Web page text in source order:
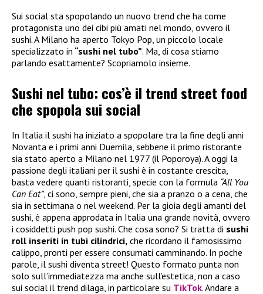
Sui social sta spopolando un nuovo trend che ha come
protagonista uno dei cibi più amati nel mondo, ovvero il
sushi. A Milano ha aperto Tokyo Pop, un piccolo locale
specializzato in “sushi nel tubo”. Ma, di cosa stiamo
parlando esattamente? Scopriamolo insieme.
Sushi nel tubo: cos’è il trend street food
che spopola sui social
In Italia il sushi ha iniziato a spopolare tra la fine degli anni
Novanta e i primi anni Duemila, sebbene il primo ristorante
sia stato aperto a Milano nel 1977 (il Poporoya). A oggi la
passione degli italiani per il sushi è in costante crescita,
basta vedere quanti ristoranti, specie con la formula “All You
Can Eat”, ci sono, sempre pieni, che sia a pranzo o a cena, che
sia in settimana o nel weekend. Per la gioia degli amanti del
sushi, è appena approdata in Italia una grande novità, ovvero
i cosiddetti push pop sushi. Che cosa sono? Si tratta di sushi
roll inseriti in tubi cilindrici, che ricordano il famosissimo
calippo, pronti per essere consumati camminando. In poche
parole, il sushi diventa street! Questo formato punta non
solo sull’immediatezza ma anche sull’estetica, non a caso
sui social il trend dilaga, in particolare su TikTok. Andare a